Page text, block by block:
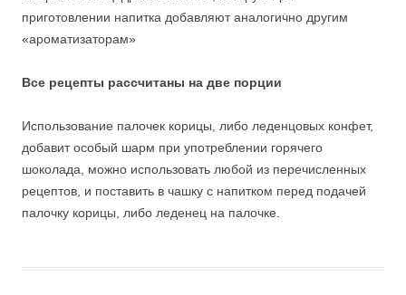
приготовлении напитка добавляют аналогично другим
«ароматизаторам»
Все рецепты рассчитаны на две порции
Использование палочек корицы, либо леденцовых конфет,
добавит особый шарм при употреблении горячего
шоколада, можно использовать любой из перечисленных
рецептов, и поставить в чашку с напитком перед подачей
палочку корицы, либо леденец на палочке.